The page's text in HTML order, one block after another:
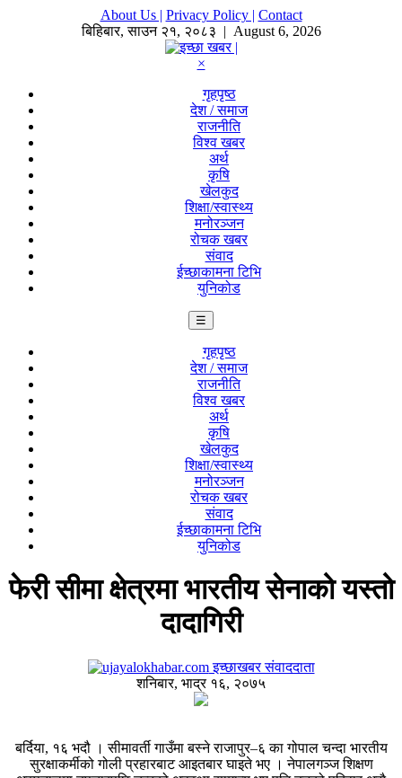
About Us | Privacy Policy | Contact
बिहिबार,साउन २१, २०८३ | August 6, 2026
×
गृहपृष्ठ
देश / समाज
राजनीति
विश्व खबर
अर्थ
कृषि
खेलकुद
शिक्षा/स्वास्थ्य
मनोरञ्जन
रोचक खबर
संवाद
ईच्छाकामना टिभि
युनिकोड
☰
गृहपृष्ठ
देश / समाज
राजनीति
विश्व खबर
अर्थ
कृषि
खेलकुद
शिक्षा/स्वास्थ्य
मनोरञ्जन
रोचक खबर
संवाद
ईच्छाकामना टिभि
युनिकोड
फेरी सीमा क्षेत्रमा भारतीय सेनाको यस्तो
दादागिरी
इच्छाखबर संवाददाता
शनिबार, भाद्र १६, २०७५
बर्दिया, १६ भदौ । सीमावर्ती गाउँमा बस्ने राजापुर–६ का गोपाल चन्दा भारतीय
सुरक्षाकर्मीको गोली प्रहारबाट आइतबार घाइते भए । नेपालगञ्ज शिक्षण